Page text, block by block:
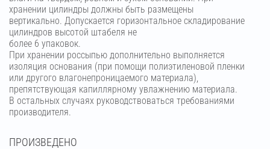
хранении цилиндры должны быть размещены
вертикально. Допускается горизонтальное складирование
цилиндров высотой штабеля не
более 6 упаковок.
При хранении россыпью дополнительно выполняется
изоляция основания (при помощи полиэтиленовой пленки
или другого влагонепроницаемого материала),
препятствующая капиллярному увлажнению материала.
В остальных случаях руководствоваться требованиями
производителя.
ПРОИЗВЕДЕНО